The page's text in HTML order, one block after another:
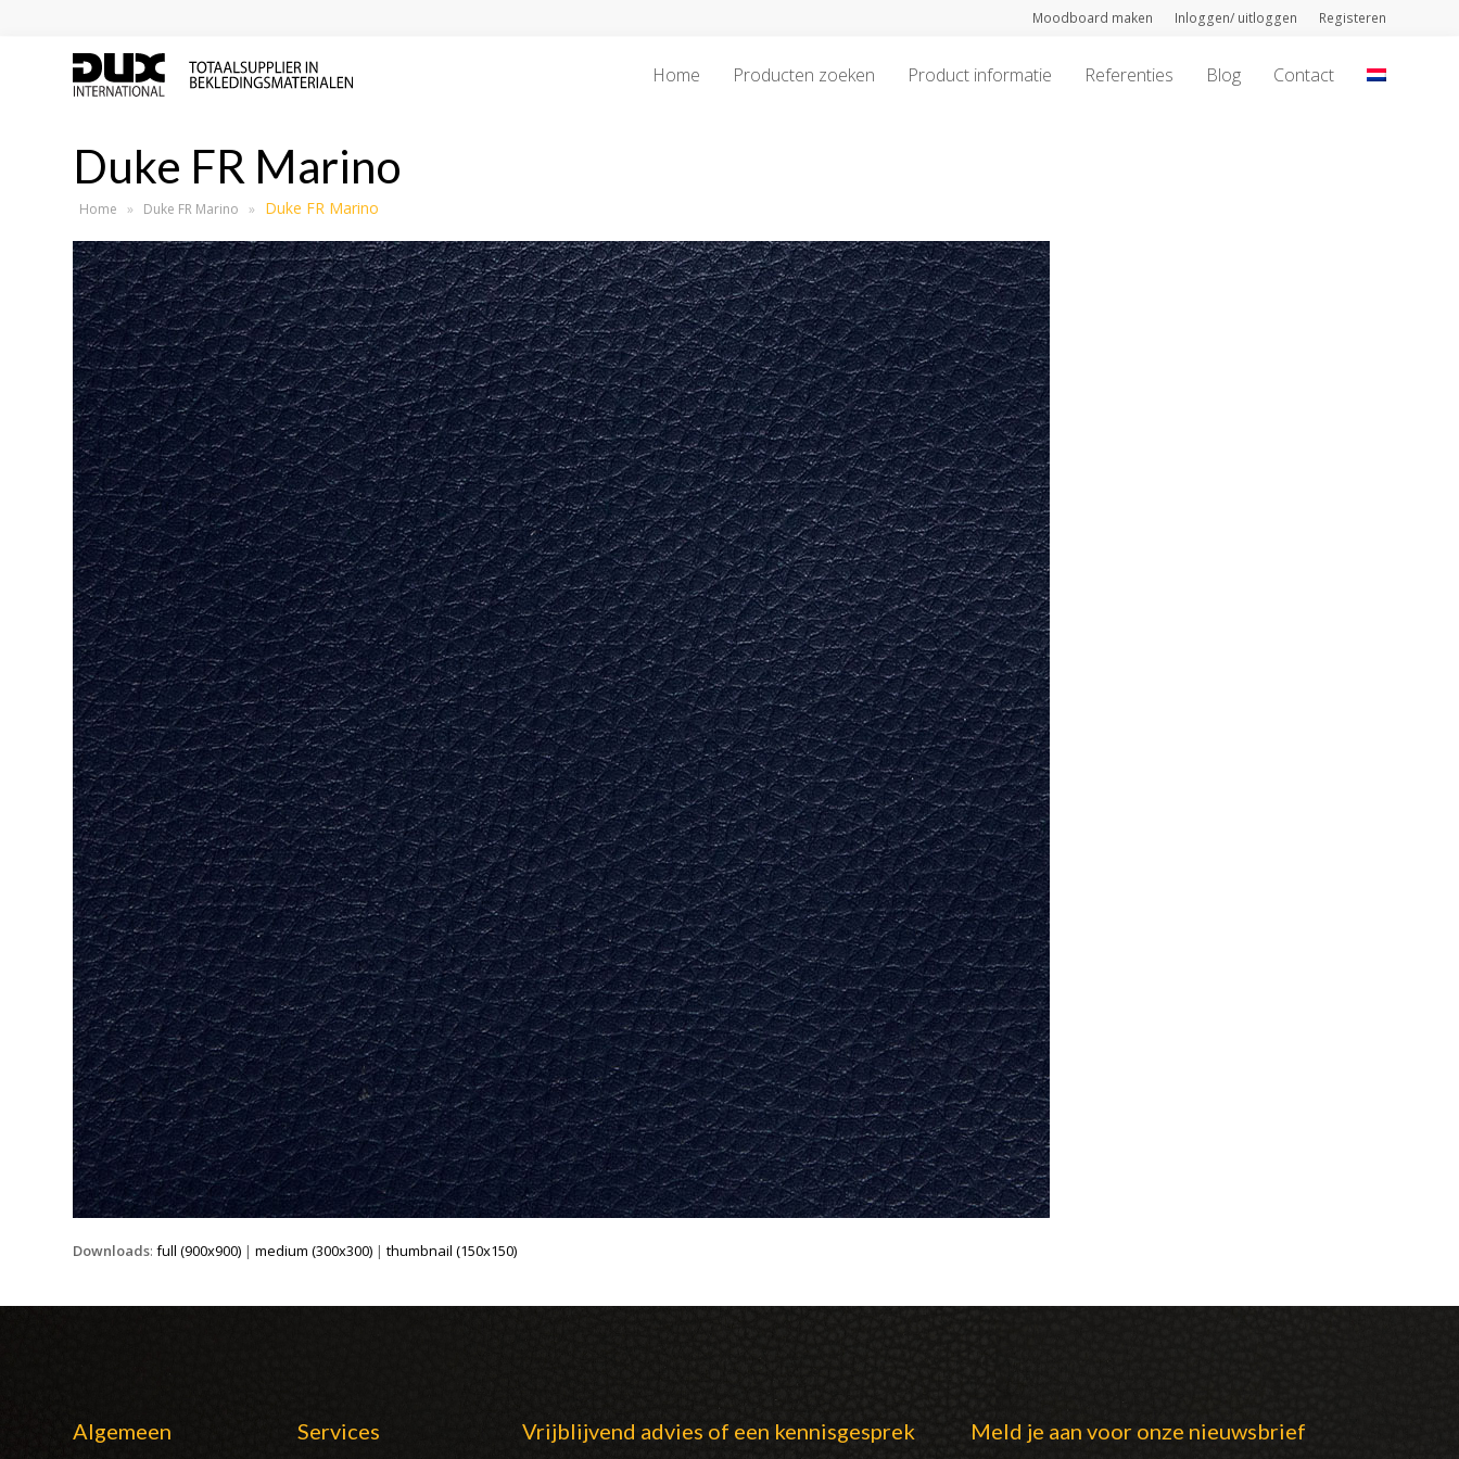
Moodboard maken Inloggen/ uitloggen Registeren
Home Producten zoeken Product informatie Referenties Blog Contact
Duke FR Marino
Home » Duke FR Marino » Duke FR Marino
Downloads:full (900x900) |medium (300x300) |thumbnail (150x150)
Algemeen Services Vrijblijvend advies of een kennisgesprek Meld je aan voor onze nieuwsbrief